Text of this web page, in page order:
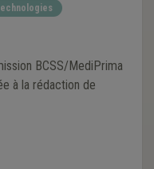
BCSS/MediPrima
à la rédaction de